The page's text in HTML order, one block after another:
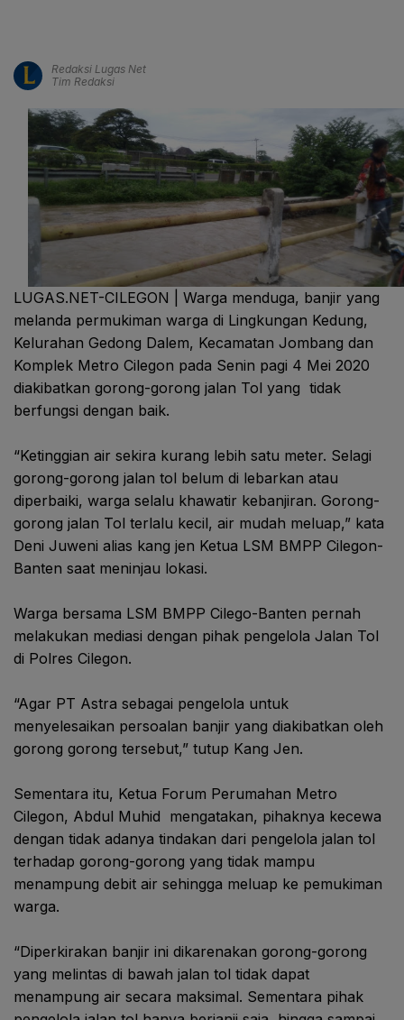
Redaksi Lugas Net
Tim Redaksi
LUGAS.NET-CILEGON | Warga menduga, banjir yang
melanda permukiman warga di Lingkungan Kedung,
Kelurahan Gedong Dalem, Kecamatan Jombang dan
Komplek Metro Cilegon pada Senin pagi 4 Mei 2020
diakibatkan gorong-gorong jalan Tol yang tidak
berfungsi dengan baik.
“Ketinggian air sekira kurang lebih satu meter. Selagi
gorong-gorong jalan tol belum di lebarkan atau
diperbaiki, warga selalu khawatir kebanjiran. Gorong-
gorong jalan Tol terlalu kecil, air mudah meluap,” kata
Deni Juweni alias kang jen Ketua LSM BMPP Cilegon-
Banten saat meninjau lokasi.
Warga bersama LSM BMPP Cilego-Banten pernah
melakukan mediasi dengan pihak pengelola Jalan Tol
di Polres Cilegon.
“Agar PT Astra sebagai pengelola untuk
menyelesaikan persoalan banjir yang diakibatkan oleh
gorong gorong tersebut,” tutup Kang Jen.
Sementara itu, Ketua Forum Perumahan Metro
Cilegon, Abdul Muhid mengatakan, pihaknya kecewa
dengan tidak adanya tindakan dari pengelola jalan tol
terhadap gorong-gorong yang tidak mampu
menampung debit air sehingga meluap ke pemukiman
warga.
“Diperkirakan banjir ini dikarenakan gorong-gorong
yang melintas di bawah jalan tol tidak dapat
menampung air secara maksimal. Sementara pihak